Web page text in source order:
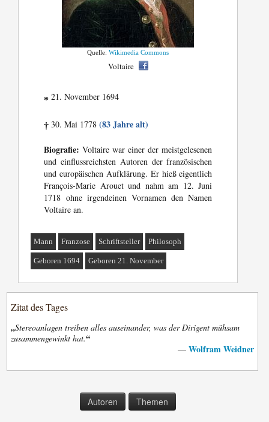
Quelle:Wikimedia Commons
Voltaire
* 21. November 1694
† 30. Mai 1778(83 Jahre alt)
Biografie: Voltaire war einer der meistgelesenen
und einflussreichsten Autoren der französischen
und europäischen Aufklärung. Er hieß eigentlich
François-Marie Arouet und nahm am 12. Juni
1718 ohne irgendeinen Vornamen den Namen
Voltaire an.
Mann Franzose Schriftsteller Philosoph
Geboren 1694 Geboren 21. November
Zitat des Tages
„Stereoanlagen treiben alles auseinander, was der Dirigent mühsam
zusammengewinkt hat.“
— Wolfram Weidner
Autoren Themen